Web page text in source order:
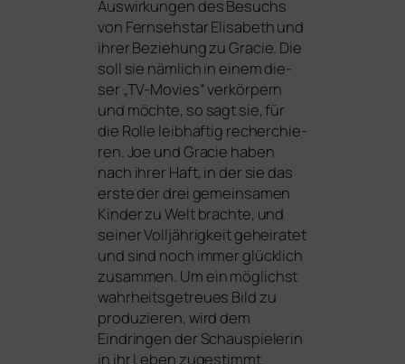
Auswirkungen des Besuchs
von Fernsehstar Elisabeth und
ihrer Beziehung zu Gracie. Die
soll sie näm­lich in einem die­
ser „TV-Movies“ ver­kör­pern
und möch­te, so sagt sie, für
die Rolle leib­haf­tig recher­chie­
ren. Joe und Gracie haben
nach ihrer Haft, in der sie das
ers­te der drei gemein­sa­men
Kinder zu Welt brach­te, und
sei­ner Volljährigkeit gehei­ra­tet
und sind noch immer glück­lich
zusam­men. Um ein mög­lichst
wahr­heits­ge­treu­es Bild zu
pro­du­zie­ren, wird dem
Eindringen der Schauspielerin
in ihr Leben zuge­stimmt.